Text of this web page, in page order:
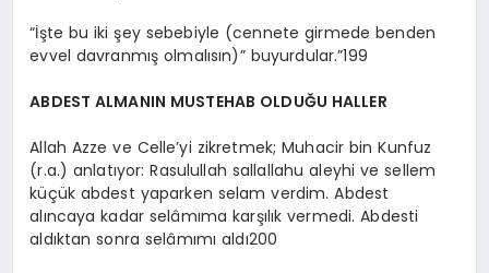
“İşte bu iki şey sebebiyle (cennete girmede benden
evvel davranmış olmalısın)” buyurdular.”199
ABDEST ALMANIN MUSTEHAB OLDUĞU HALLER
Allah Azze ve Celle’yi zikretmek; Muhacir bin Kunfuz
(r.a.) anlatıyor: Rasulullah sallallahu aleyhi ve sellem
küçük abdest yaparken selam verdim. Abdest
alıncaya kadar selâmıma karşılık vermedi. Abdesti
aldıktan sonra selâmımı aldı200